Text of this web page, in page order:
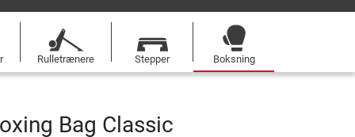
Rulletrænere Stepper Boksning
Bag Classic